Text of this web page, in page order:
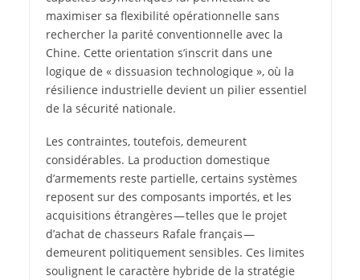
maximiser sa flexibilité opérationnelle sans
rechercher la parité conventionnelle avec la
Chine. Cette orientation s’inscrit dans une
logique de « dissuasion technologique », où la
résilience industrielle devient un pilier essentiel
de la sécurité nationale.
Les contraintes, toutefois, demeurent
considérables. La production domestique
d’armements reste partielle, certains systèmes
reposent sur des composants importés, et les
acquisitions étrangères — telles que le projet
d’achat de chasseurs Rafale français —
demeurent politiquement sensibles. Ces limites
soulignent le caractère hybride de la stratégie